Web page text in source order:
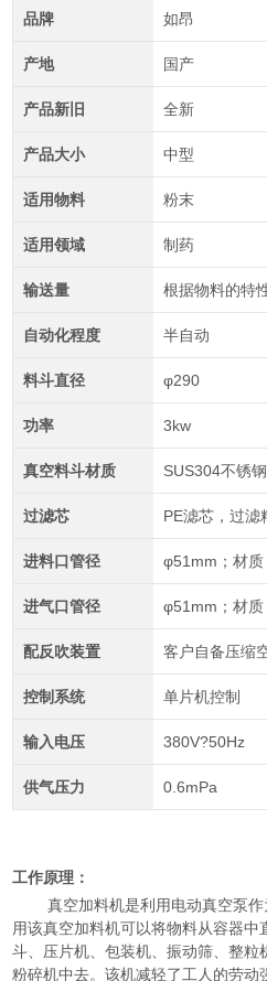
品牌 如昂
产地 国产
产品新旧 全新
产品大小 中型
适用物料 粉末
适用领域 制药
输送量 根据物料的特
自动化程度 半自动
料斗直径 φ290
功率 3kw
真空料斗材质 SUS304不锈钢
过滤芯 PE滤芯，过滤
进料口管径 φ51mm；材质
进气口管径 φ51mm；材质
配反吹装置 客户自备压缩
控制系统 单片机控制
输入电压 380V?50Hz
供气压力 0.6mPa
工作原理：
真空加料机是利用电动真空泵
用该真空加料机可以将物料从容器中
斗、压片机、包装机、振动筛、整粒
粉碎机中去。该机减轻了工人的劳动